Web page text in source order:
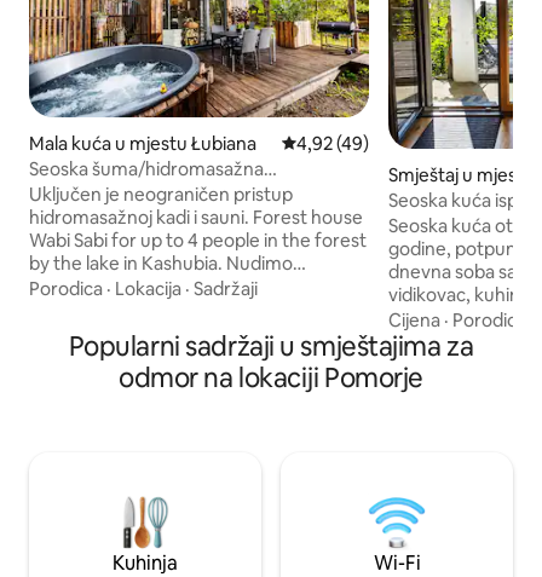
Mala kuća u mjestu Łubiana prosječna ocjena 4,92 od 5,
4,92 (49)
Seoska šuma/hidromasažna
kada/kamin/sauna/jezero Kashubia
Uključen je neograničen pristup
hidromasažnoj kadi i sauni. Forest house
Wabi Sabi for up to 4 people in the forest
by the lake in Kashubia. Nudimo
dvospratnu seosku kuću od oko 45 m2
zajednički dnevni boravak sa aneksom,
trpezariju, kupatilo i veliku terasu
okruženu šumom. Parcela na kojoj se
nalazi koliba je oko 500 m2 i ograđena je.
tokom cijele godine i ima grijanje i kozu.
Jezero Sudomie je udaljeno 150 metara.
Porodica · Lokacija · Sadržaji
Smještaj u mjestu
Seoska kuća
jezero u Kashubiji
Seoska kuća
godine, potpuno
dnevna soba sa
vidikovac,
kabinom. Na
južnoj strani sa
jezero i spavaća
s pogledom na
pogled, vatra u
za roštilj, ležaljke
kod seoske kuće.
Cijena · Porodica
Popularni sadržaji u smještajima za
odmor na lokaciji Pomorje
Kuhinja Wi-Fi